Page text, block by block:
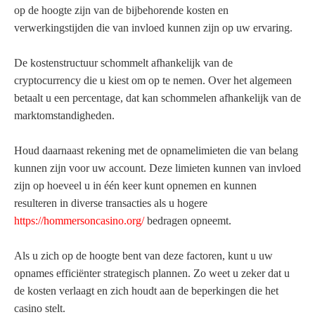
op de hoogte zijn van de bijbehorende kosten en
verwerkingstijden die van invloed kunnen zijn op uw ervaring.
De kostenstructuur schommelt afhankelijk van de
cryptocurrency die u kiest om op te nemen. Over het algemeen
betaalt u een percentage, dat kan schommelen afhankelijk van de
marktomstandigheden.
Houd daarnaast rekening met de opnamelimieten die van belang
kunnen zijn voor uw account. Deze limieten kunnen van invloed
zijn op hoeveel u in één keer kunt opnemen en kunnen
resulteren in diverse transacties als u hogere
https://hommersoncasino.org/bedragen opneemt.
Als u zich op de hoogte bent van deze factoren, kunt u uw
opnames efficiënter strategisch plannen. Zo weet u zeker dat u
de kosten verlaagt en zich houdt aan de beperkingen die het
casino stelt.